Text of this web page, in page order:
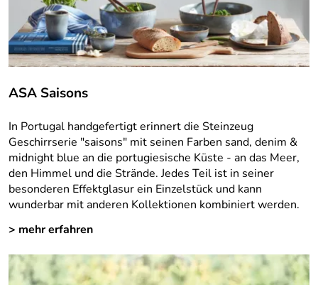
ASA Saisons
In Portugal handgefertigt erinnert die Steinzeug
Geschirrserie "saisons" mit seinen Farben sand, denim &
midnight blue an die portugiesische Küste - an das Meer,
den Himmel und die Strände. Jedes Teil ist in seiner
besonderen Effektglasur ein Einzelstück und kann
wunderbar mit anderen Kollektionen kombiniert werden.
> mehr erfahren